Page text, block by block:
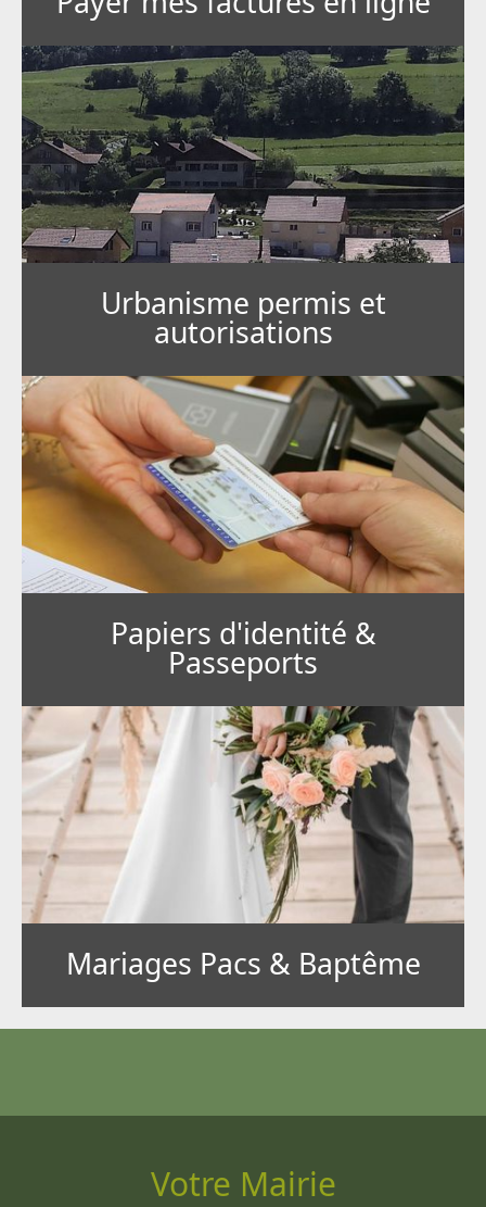
Urbanisme permis et
autorisations
Papiers d'identité &
Passeports
Mariages Pacs & Baptême
Votre Mairie